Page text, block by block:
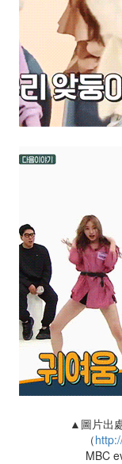
▲圖片出
（
MBC